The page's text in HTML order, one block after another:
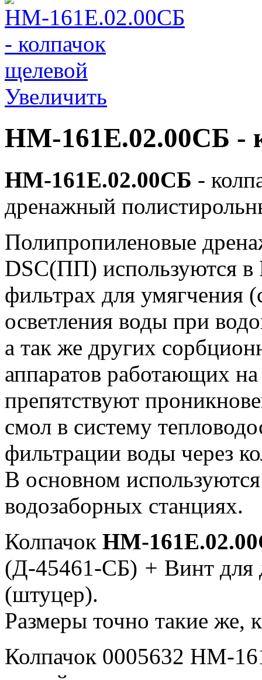
Увеличить
НМ-161Е.02.00СБ -
НМ-161Е.02.00СБ -
дренажный
Полипропиленовые
DSC(ПП) используются в
фильтрах для умягчения
осветления воды при
а так же других
аппаратов работающих
препятствуют
смол в систему
фильтрации воды через
В основном
водозаборных станциях.
Колпачок НМ-
(Д-45461-СБ) + Винт для
(штуцер).
Размеры точно такие же,
Колпачок 0005632 НМ-